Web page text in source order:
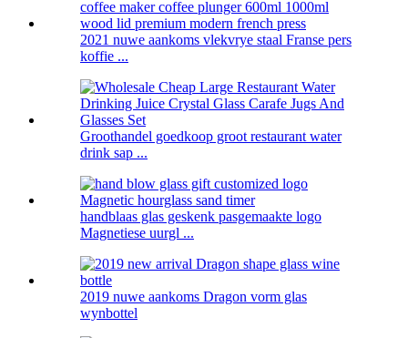
2021 nuwe aankoms vlekvrye staal Franse pers
koffie ...
Groothandel goedkoop groot restaurant water
drink sap ...
handblaas glas geskenk pasgemaakte logo
Magnetiese uurgl ...
2019 nuwe aankoms Dragon vorm glas
wynbottel